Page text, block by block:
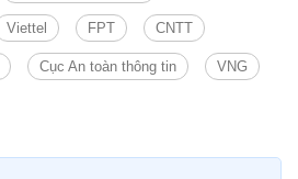
Viettel FPT CNTT
Cục An toàn thông tin VNG